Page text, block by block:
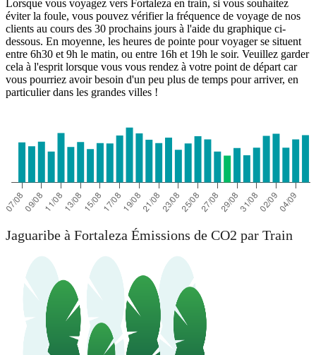
Jaguaribe
Lorsque vous voyagez vers Fortaleza en train, si vous souhaitez
éviter la foule, vous pouvez vérifier la fréquence de voyage de nos
clients au cours des 30 prochains jours à l'aide du graphique ci-
dessous. En moyenne, les heures de pointe pour voyager se situent
entre 6h30 et 9h le matin, ou entre 16h et 19h le soir. Veuillez garder
cela à l'esprit lorsque vous vous rendez à votre point de départ car
vous pourriez avoir besoin d'un peu plus de temps pour arriver, en
particulier dans les grandes villes !
Jaguaribe à Fortaleza Émissions de CO2 par Train